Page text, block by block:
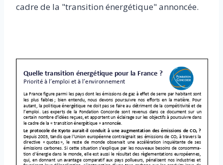
cadre de la "transition énergétique" annoncée.